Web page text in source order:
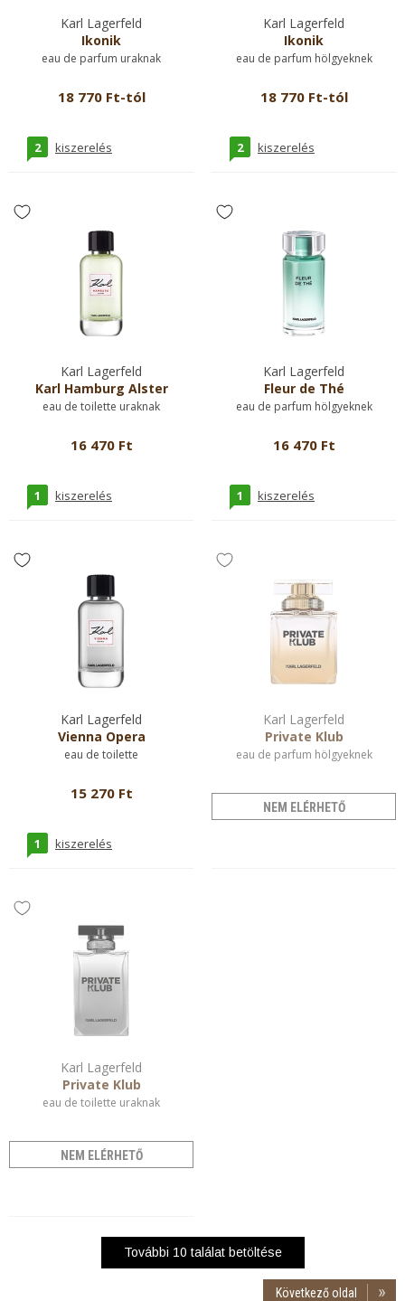
Karl Lagerfeld
Ikonik
eau de parfum uraknak
18 770 Ft-tól
2 kiszerelés
Karl Lagerfeld
Ikonik
eau de parfum hölgyeknek
18 770 Ft-tól
2 kiszerelés
Karl Lagerfeld
Karl Hamburg Alster
eau de toilette uraknak
16 470 Ft
1 kiszerelés
Karl Lagerfeld
Fleur de Thé
eau de parfum hölgyeknek
16 470 Ft
1 kiszerelés
Karl Lagerfeld
Vienna Opera
eau de toilette
15 270 Ft
1 kiszerelés
Karl Lagerfeld
Private Klub
eau de parfum hölgyeknek
NEM ELÉRHETŐ
Karl Lagerfeld
Private Klub
eau de toilette uraknak
NEM ELÉRHETŐ
További 10 találat betöltése
Következő oldal